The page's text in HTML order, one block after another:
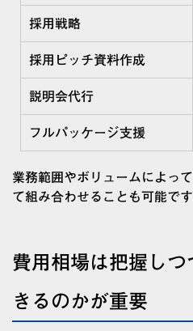
採用戦略
採用ピッチ資料作成
説明会代行
フルパッケージ支援
業務範囲やボリュームによっ
て組み合わせることも可能です
費用相場は把握し
きるのかが重要